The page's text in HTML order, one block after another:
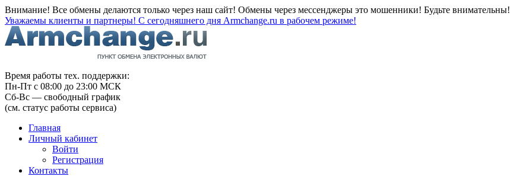
Внимание! Все обмены делаются только через наш сайт! Обмены через мессенджеры это мошенники! Будьте внимательны!
Уважаемы клиенты и партнеры! С сегодняшнего дня Armchange.ru в рабочем режиме!
Время работы тех. поддержки:
Пн-Пт с 08:00 до 23:00 МСК
Сб-Вс — свободный график
(см. статус работы сервиса)
Главная
Личный кабинет
Войти
Регистрация
Контакты